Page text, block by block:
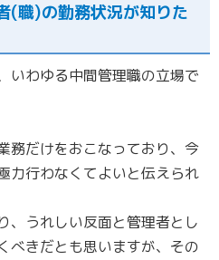
(職)の勤務状況が知りた
いわゆる中間管理職の立場で
務だけをおこなっており、今
力行わなくてよいと伝えられ
、うれしい反面と管理者とし
べきだとも思いますが、その